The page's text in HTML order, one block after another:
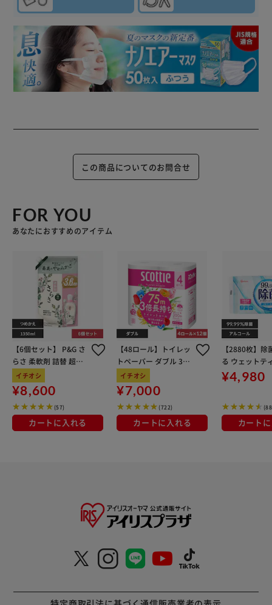
この商品についてのお問合せ
FOR YOU
あなたにおすすめのアイテム
【6個セット】 P&G さ
らさ 柔軟剤 詰替 超ジ
ャンボサイズ 1350ml
イチオシ
¥8,600
(57)
カートに入れる
【48ロール】トイレッ
トペーパー ダブル 3倍
巻 4ロール×12 スコッ
ティ
イチオシ
¥7,000
(722)
カートに入れる
【2880枚】除
る ウェットテ
アルコールタ
¥4,980
カート